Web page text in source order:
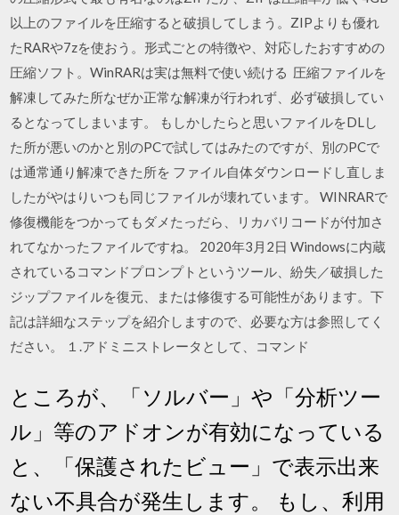
以上のファイルを圧縮すると破損してしまう。ZIPよりも優れ
たRARや7zを使おう。形式ごとの特徴や、対応したおすすめの
圧縮ソフト。WinRARは実は無料で使い続ける 圧縮ファイルを
解凍してみた所なぜか正常な解凍が行われず、必ず破損してい
るとなってしまいます。 もしかしたらと思いファイルをDLし
た所が悪いのかと別のPCで試してはみたのですが、別のPCで
は通常通り解凍できた所を ファイル自体ダウンロードし直しま
したがやはりいつも同じファイルが壊れています。 WINRARで
修復機能をつかってもダメたっだら、リカバリコードが付加さ
れてなかったファイルですね。 2020年3月2日 Windowsに内蔵
されているコマンドプロンプトというツール、紛失／破損した
ジップファイルを復元、または修復する可能性があります。下
記は詳細なステップを紹介しますので、必要な方は参照してく
ださい。 １.アドミニストレータとして、コマンド
ところが、「ソルバー」や「分析ツー
ル」等のアドオンが有効になっている
と、「保護されたビュー」で表示出来
ない不具合が発生します。 もし、利用